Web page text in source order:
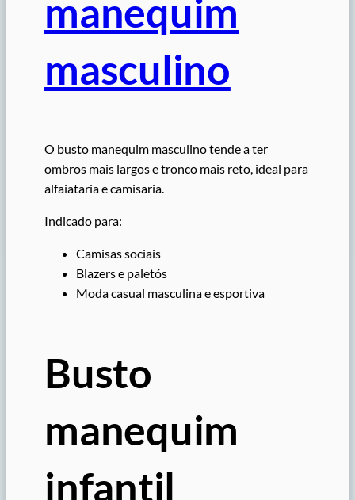
manequim
masculino
O busto manequim masculino tende a ter
ombros mais largos e tronco mais reto, ideal para
alfaiataria e camisaria.
Indicado para:
Camisas sociais
Blazers e paletós
Moda casual masculina e esportiva
Busto
manequim
infantil